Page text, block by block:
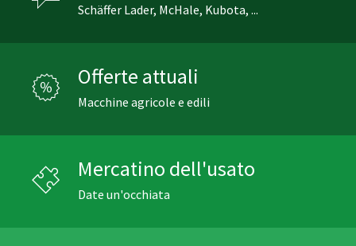
Schäffer Lader, McHale, Kubota, ...
Offerte attuali
Macchine agricole e edili
Mercatino dell'usato
Date un'occhiata